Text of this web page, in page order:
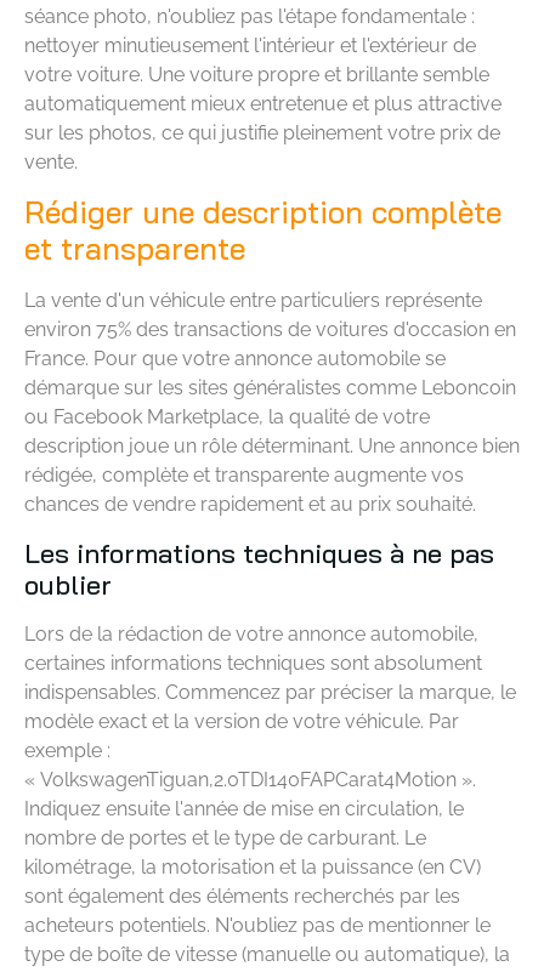
séance photo, n'oubliez pas l'étape fondamentale :
nettoyer minutieusement l'intérieur et l'extérieur de
votre voiture. Une voiture propre et brillante semble
automatiquement mieux entretenue et plus attractive
sur les photos, ce qui justifie pleinement votre prix de
vente.
Rédiger une description complète
et transparente
La vente d'un véhicule entre particuliers représente
environ 75% des transactions de voitures d'occasion en
France. Pour que votre annonce automobile se
démarque sur les sites généralistes comme Leboncoin
ou Facebook Marketplace, la qualité de votre
description joue un rôle déterminant. Une annonce bien
rédigée, complète et transparente augmente vos
chances de vendre rapidement et au prix souhaité.
Les informations techniques à ne pas
oublier
Lors de la rédaction de votre annonce automobile,
certaines informations techniques sont absolument
indispensables. Commencez par préciser la marque, le
modèle exact et la version de votre véhicule. Par
exemple :
« VolkswagenTiguan,2.0TDI140FAPCarat4Motion ».
Indiquez ensuite l'année de mise en circulation, le
nombre de portes et le type de carburant. Le
kilométrage, la motorisation et la puissance (en CV)
sont également des éléments recherchés par les
acheteurs potentiels. N'oubliez pas de mentionner le
type de boîte de vitesse (manuelle ou automatique), la